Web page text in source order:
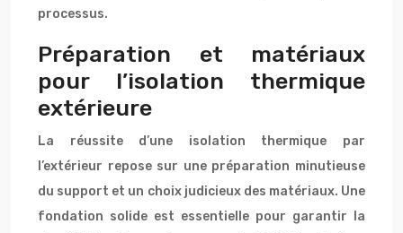
processus.
Préparation et matériaux
pour l’isolation thermique
extérieure
La réussite d’une isolation thermique par
l’extérieur repose sur une préparation minutieuse
du support et un choix judicieux des matériaux. Une
fondation solide est essentielle pour garantir la